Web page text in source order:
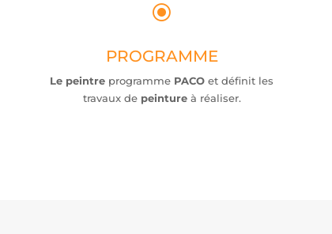
\
PROGRAMME
Le peintre programme PACO et définit les
travaux de peintureà réaliser.